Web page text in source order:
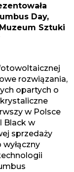
Day,
Sztuki
rozwiązania,
opartych o
w Polsce
Black w
sprzedaży